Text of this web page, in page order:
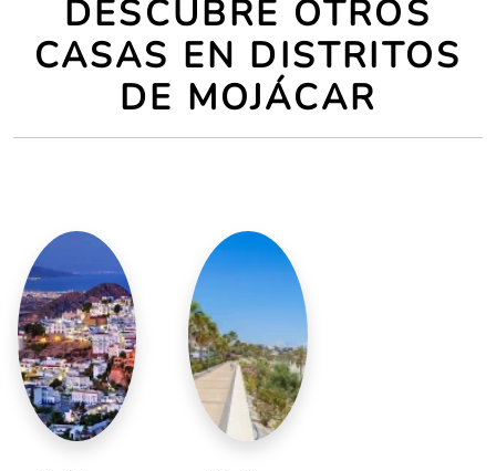
DESCUBRE OTROS
CASAS EN DISTRITOS
DE MOJÁCAR